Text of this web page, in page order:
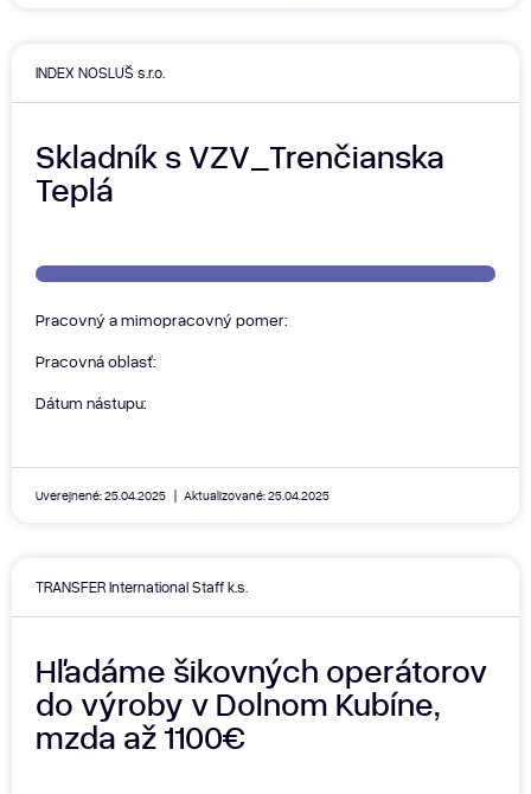
INDEX NOSLUŠ s.r.o.
Skladník s VZV_Trenčianska
Teplá
Pracovný a mimopracovný pomer:
Pracovná oblasť:
Dátum nástupu:
Uverejnené: 25.04.2025 Aktualizované: 25.04.2025
TRANSFER International Staff k.s.
Hľadáme šikovných operátorov
do výroby v Dolnom Kubíne,
mzda až 1100€